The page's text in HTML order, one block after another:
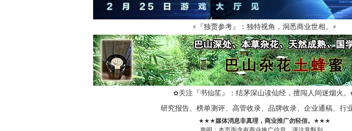
⚡ 『独贾参考』：独特视角，洞悉商业世相。 ⚡
✿关注『书仙笙』：结茅深山读仙经，擅闯人间迷烟火。
研究报告、榜单测评、高管收录、品牌收录、企业通稿、行
★★★媒体消息非真理，商业推广勿轻信。 ★★★